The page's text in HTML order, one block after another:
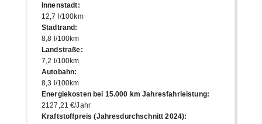
Innenstadt:
12,7 l/100km
Stadtrand:
8,8 l/100km
Landstraße:
7,2 l/100km
Autobahn:
8,3 l/100km
Energiekosten bei 15.000 km Jahresfahrleistung:
2127,21 €/Jahr
Kraftstoffpreis (Jahresdurchschnitt 2024):